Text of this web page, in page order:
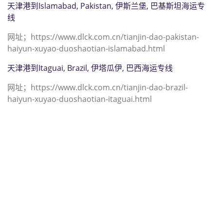
天津港到Islamabad, Pakistan, 伊斯兰堡, 巴基斯坦海运专
线
网址；https://www.dlck.com.cn/tianjin-dao-pakistan-
haiyun-xuyao-duoshaotian-islamabad.html
天津港到Itaguai, Brazil, 伊塔瓜伊, 巴西海运专线
网址；https://www.dlck.com.cn/tianjin-dao-brazil-
haiyun-xuyao-duoshaotian-itaguai.html